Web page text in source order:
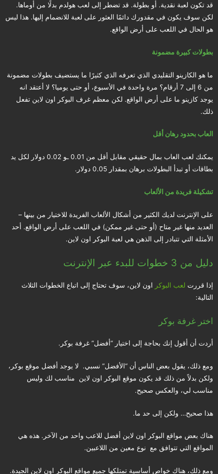
قد تكون لعبة نقدية. أو بطولة. قد تضطر إلى لعب هولدم بدلًا من أوماها.
لكن سوف يكون في مقدورك دائمًا العثور على لعبة للانضمام إليها. هذا ليس
هو الحال في اللعب على أرض الواقع.
بطولات كبيرة مضمونة
ما هو الكازينو التقليدي الذي تعرفه الذي كثيرًا ما يستضيف بطولات مضمونة
من 6 إلى 7 أرقام؟ مرة واحدة في الأسبوع، أو حتى يوميا؟ لا أعتقد انه
يوجد كازينو ما على أرض الواقع. لكن معظم غرف البوكر اون لاين تفعل
ذلك.
العاب بحدود رهان أقل
يمكنك لعب العاب بمال حقيقي مقابل أقل من 0.01 ـو 0.02 دولار لكل يد
بطاقات أو تبدأ البطولات برهان بمقدار 0.05 دولار.
تشكيلة فريدة من الألعاب
على الإنترنت لديك الكثير من أشكال الألعاب الفريدة للاختيار من بينها –
العديد منها غير متاح (أو حتى غير ممكن) في اللعب على أرض الواقع. أحد
الأمثلة التي تتبادر إلى الذهن هي لعبة البوكر اون لاين.
دليل من 3 خطوات للبدء عبر الإنترنت
إذا قررت لعب البوكر اون لاين، سوف تحتاج إلى اتباع الخطوات الثلاث
التالية:
اختر غرفة بوكر
أردت أن أقول إنك بحاجة إلى اختيار “أفضل” غرفة بوكر.
ومع ذلك، يقول بعض الناس أن “الأفضل” نسبي. لا يوجد أفضل موقع بوكر،
ولكن بدلاً من ذلك قد يكون موقع البوكر اون لاين مناسب لك وليس
مناسب لي، والعكس صحيح.
هذا صحيح… ولكن إلى حد ما.
هناك بعض مواقع البوكر اون لاين أفضل للاعب واحد من الآخر. هذه هي
المواقع التي تتوافق مع نوع معين من اللاعبين.
ومع ذلك، هناك خواص أساسية تمتلكها جميع مواقع البوكر اون لاين الجيدة.